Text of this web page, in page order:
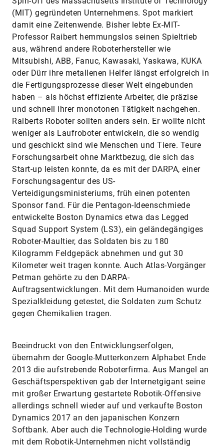
(MIT) gegründeten Unternehmens. Spot markiert
damit eine Zeitenwende. Bisher lebte Ex-MIT-
Professor Raibert hemmungslos seinen Spieltrieb
aus, während andere Roboterhersteller wie
Mitsubishi, ABB, Fanuc, Kawasaki, Yaskawa, KUKA
oder Dürr ihre metallenen Helfer längst erfolgreich in
die Fertigungsprozesse dieser Welt eingebunden
haben – als höchst effiziente Arbeiter, die präzise
und schnell ihrer monotonen Tätigkeit nachgehen.
Raiberts Roboter sollten anders sein. Er wollte nicht
weniger als Laufroboter entwickeln, die so wendig
und geschickt sind wie Menschen und Tiere. Teure
Forschungsarbeit ohne Marktbezug, die sich das
Start-up leisten konnte, da es mit der DARPA, einer
Forschungsagentur des US-
Verteidigungsministeriums, früh einen potenten
Sponsor fand. Für die Pentagon-Ideenschmiede
entwickelte Boston Dynamics etwa das Legged
Squad Support System (LS3), ein geländegängiges
Roboter-Maultier, das Soldaten bis zu 180
Kilogramm Feldgepäck abnehmen und gut 30
Kilometer weit tragen konnte. Auch Atlas-Vorgänger
Petman gehörte zu den DARPA-
Auftragsentwicklungen. Mit dem Humanoiden wurde
Spezialkleidung getestet, die Soldaten zum Schutz
gegen Chemikalien tragen.
Beeindruckt von den Entwicklungserfolgen,
übernahm der Google-Mutterkonzern Alphabet Ende
2013 die aufstrebende Roboterfirma. Aus Mangel an
Geschäftsperspektiven gab der Internetgigant seine
mit großer Erwartung gestartete Robotik-Offensive
allerdings schnell wieder auf und verkaufte Boston
Dynamics 2017 an den japanischen Konzern
Softbank. Aber auch die Technologie-Holding wurde
mit dem Robotik-Unternehmen nicht vollständig